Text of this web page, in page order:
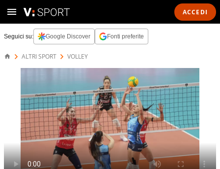
ACCEDI
Seguici su: Google Discover Fonti preferite
ALTRI SPORT VOLLEY